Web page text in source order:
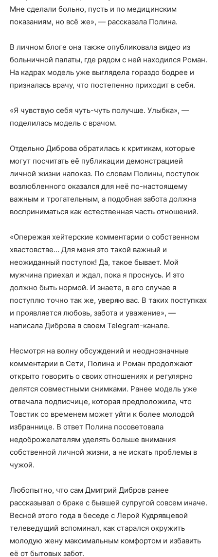
Мне сделали больно, пусть и по медицинским
показаниям, но всё же», — рассказала Полина.
В личном блоге она также опубликовала видео из
больничной палаты, где рядом с ней находился Роман.
На кадрах модель уже выглядела гораздо бодрее и
призналась врачу, что постепенно приходит в себя.
«Я чувствую себя чуть-чуть получше. Улыбка», —
поделилась модель с врачом.
Отдельно Диброва обратилась к критикам, которые
могут посчитать её публикации демонстрацией
личной жизни напоказ. По словам Полины, поступок
возлюбленного оказался для неё по-настоящему
важным и трогательным, а подобная забота должна
восприниматься как естественная часть отношений.
«Опережая хейтерские комментарии о собственном
хвастовстве… Для меня это такой важный и
неожиданный поступок! Да, такое бывает. Мой
мужчина приехал и ждал, пока я проснусь. И это
должно быть нормой. И знаете, в его случае я
поступлю точно так же, уверяю вас. В таких поступках
и проявляется любовь, забота и уважение», —
написала Диброва в своем Telegram-канале.
Несмотря на волну обсуждений и неоднозначные
комментарии в Сети, Полина и Роман продолжают
открыто говорить о своих отношениях и регулярно
делятся совместными снимками. Ранее модель уже
отвечала подписчице, которая предположила, что
Товстик со временем может уйти к более молодой
избраннице. В ответ Полина посоветовала
недоброжелателям уделять больше внимания
собственной личной жизни, а не искать проблемы в
чужой.
Любопытно, что сам Дмитрий Дибров ранее
рассказывал о браке с бывшей супругой совсем иначе.
Весной этого года в беседе с Лерой Кудрявцевой
телеведущий вспоминал, как старался окружить
молодую жену максимальным комфортом и избавить
её от бытовых забот.